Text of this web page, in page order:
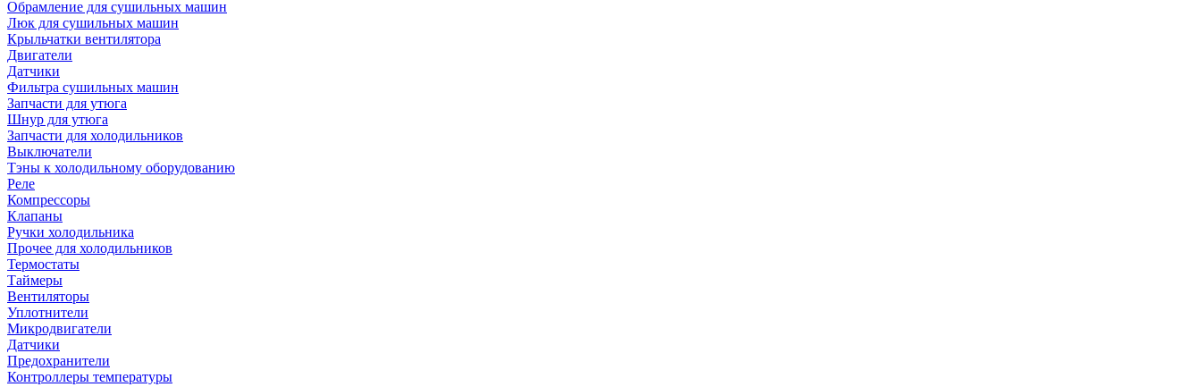
Обрамление для сушильных машин
Люк для сушильных машин
Крыльчатки вентилятора
Двигатели
Датчики
Фильтра сушильных машин
Запчасти для утюга
Шнур для утюга
Запчасти для холодильников
Выключатели
Тэны к холодильному оборудованию
Реле
Компрессоры
Клапаны
Ручки холодильника
Прочее для холодильников
Термостаты
Таймеры
Вентиляторы
Уплотнители
Микродвигатели
Датчики
Предохранители
Контроллеры температуры